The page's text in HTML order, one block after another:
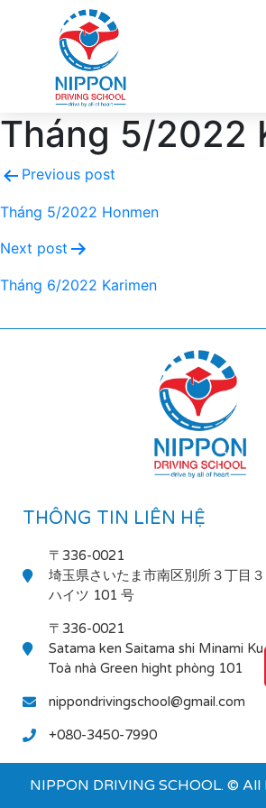
Tháng 5/2022
Previous post
Tháng 5/2022 Honmen
Next post
Tháng 6/2022 Karimen
THÔNG TIN LIÊN HỆ
〒336-0021
埼玉県さいたま市南区別所３丁目
ハイツ 101 号
〒336-0021
Satama ken Saitama shi Minami
Toà nhà Green hight phòng 101
nippondrivingschool@gmail.com
+080-3450-7990
NIPPON DRIVING SCHOOL. © All